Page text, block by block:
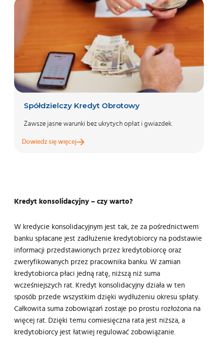
Spółdzielczy Kredyt Obrotowy
Zawsze jasne warunki bez ukrytych opłat i gwiazdek.
Dowiedz się więcej
Kredyt konsolidacyjny – czy warto?
W kredycie konsolidacyjnym jest tak, że za pośrednictwem
banku spłacane jest zadłużenie kredytobiorcy na podstawie
informacji przedstawionych przez kredytobiorcę oraz
zweryfikowanych przez pracownika banku. W zamian
kredytobiorca płaci jedną ratę, niższą niż suma
wcześniejszych rat. Kredyt konsolidacyjny działa w ten
sposób przede wszystkim dzięki wydłużeniu okresu spłaty.
Całkowita suma zobowiązań zostaje po prostu rozłożona na
więcej rat. Dzięki temu comiesięczna rata jest niższa, a
kredytobiorcy jest łatwiej regulować zobowiązanie.